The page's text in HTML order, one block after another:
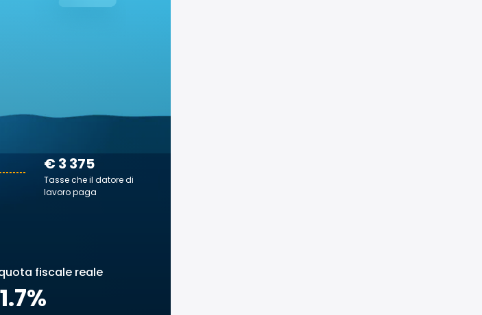
€ 3 375
Tasse che il datore di
lavoro paga
fiscale reale
%